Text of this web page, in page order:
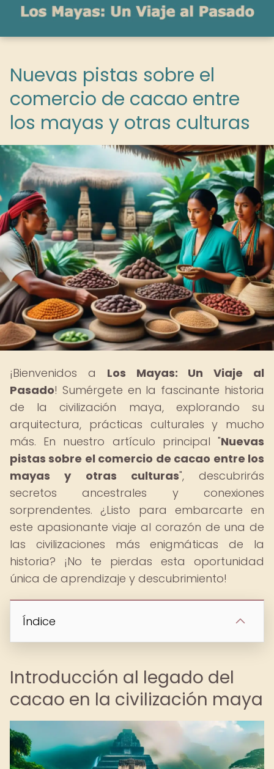
Nuevas pistas sobre el
comercio de cacao entre
los mayas y otras culturas
¡Bienvenidos a Los Mayas: Un Viaje al
Pasado! Sumérgete en la fascinante historia
de la civilización maya, explorando su
arquitectura, prácticas culturales y mucho
más. En nuestro artículo principal "Nuevas
pistas sobre el comercio de cacao entre los
mayas y otras culturas", descubrirás
secretos ancestrales y conexiones
sorprendentes. ¿Listo para embarcarte en
este apasionante viaje al corazón de una de
las civilizaciones más enigmáticas de la
historia? ¡No te pierdas esta oportunidad
única de aprendizaje y descubrimiento!
Índice
Introducción al legado del
cacao en la civilización maya